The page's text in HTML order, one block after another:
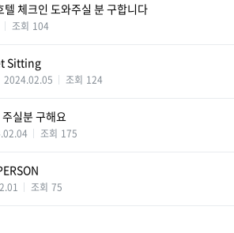
체크인 도와주실 분 구합니다
조회 104
Sitting
2024.02.05 조회 124
실분 구해요
조회 175
조회 75